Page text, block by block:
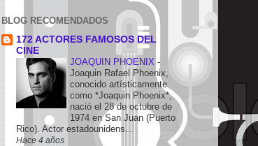
BLOG RECOMENDADOS
172 ACTORES FAMOSOS DEL
CINE
JOAQUIN PHOENIX -
Joaquin Rafael Phoenix,
conocido artísticamente
como *Joaquin Phoenix*,
nació el 28 de octubre de
1974 en San Juan (Puerto
Rico). Actor estadounidens...
Hace 4 años